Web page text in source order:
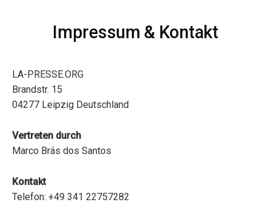
Impressum & Kontakt
LA-PRESSE.ORG
Brandstr. 15
04277 Leipzig Deutschland
Vertreten durch
Marco Brás dos Santos
Kontakt
Telefon: +49 341 22757282